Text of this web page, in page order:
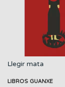
Llegir mata
LIBROS GUANXE